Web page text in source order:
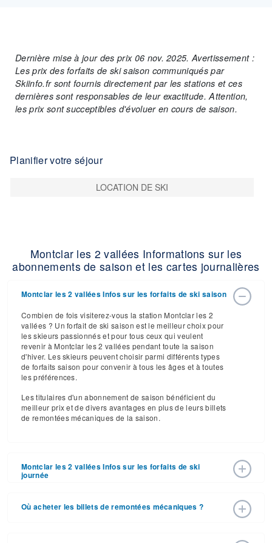
Dernière mise à jour des prix 06 nov. 2025. Avertissement :
Les prix des forfaits de ski saison communiqués par
Skiinfo.fr sont fournis directement par les stations et ces
dernières sont responsables de leur exactitude. Attention,
les prix sont succeptibles d'évoluer en cours de saison.
Planifier votre séjour
LOCATION DE SKI
Montclar les 2 vallées Informations sur les
abonnements de saison et les cartes journalières
Montclar les 2 vallées Infos sur les forfaits de ski saison
Combien de fois visiterez-vous la station Montclar les 2
vallées ? Un forfait de ski saison est le meilleur choix pour
les skieurs passionnés et pour tous ceux qui veulent
revenir à Montclar les 2 vallées pendant toute la saison
d'hiver. Les skieurs peuvent choisir parmi différents types
de forfaits saison pour convenir à tous les âges et à toutes
les préférences.
Les titulaires d'un abonnement de saison bénéficient du
meilleur prix et de divers avantages en plus de leurs billets
de remontées mécaniques de la saison.
Montclar les 2 vallées Infos sur les forfaits de ski
journée
remontée pour la saison de ski 2025 – 2026 avec une date
Où acheter les billets de remontées mécaniques ?